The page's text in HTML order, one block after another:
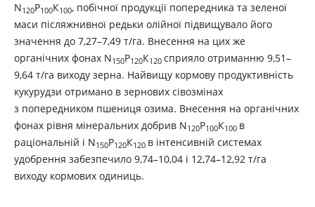
N120Р100К100, побічної продукції попередника та зеленої
маси післяжнивної редьки олійної підвищувало його
значення до 7,27–7,49 т/га. Внесення на цих же
органічних фонах N150Р120К120 сприяло отриманню 9,51–
9,64 т/га виходу зерна. Найвищу кормову продуктивність
кукурудзи отримано в зернових сівозмінах
з попередником пшениця озима. Внесення на органічних
фонах рівня мінеральних добрив N120Р100К100 в
раціональній і N150Р120К120 в інтенсивній системах
удобрення забезпечило 9,74–10,04 і 12,74–12,92 т/га
виходу кормових одиниць.